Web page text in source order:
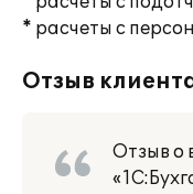
* расчеты с
Отзыв
Отзыв о